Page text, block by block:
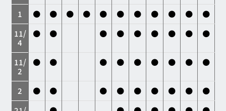
1
● ● ● ● ● ● ● ● ● ●
●
11/
4
● ● ● ● ● ● ● ● ●
11/
2
● ● ● ● ● ● ● ● ●
2 ● ● ● ● ● ● ● ●
●